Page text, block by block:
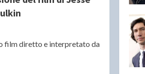
film diretto e interpretato da